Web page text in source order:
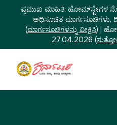
ಪ್ರಮುಖ ಮಾಹಿತಿ: ಹೋಮ್‌ಸ್ಟೇಗಳ
ಅಧಿಸೂಚಿತ ಮಾರ್ಗಸೂಚಿಗಳು,
(ಮಾರ್ಗಸೂಚಿಗಳನ್ನು ವೀಕ್ಷಿಸಿ) |
27.04.2026 (